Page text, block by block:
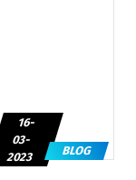
16-
03-
2023
BLOG